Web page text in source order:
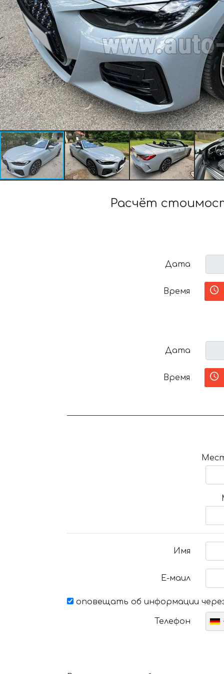
Расчёт
Дата
Время
Дата
Время
Имя
Е-маил
оповещать об информации
Телефон